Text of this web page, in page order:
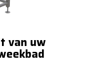
van uw